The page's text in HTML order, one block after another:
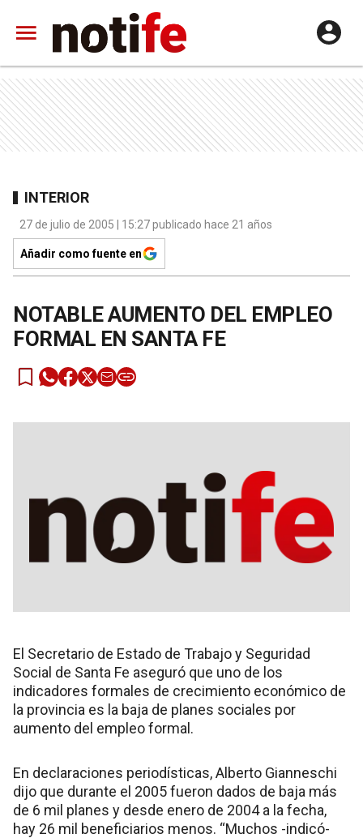
INTERIOR
27 de julio de 2005 | 15:27 publicado hace 21 años
Añadir como fuente en
NOTABLE AUMENTO DEL EMPLEO
FORMAL EN SANTA FE
El Secretario de Estado de Trabajo y Seguridad
Social de Santa Fe aseguró que uno de los
indicadores formales de crecimiento económico de
la provincia es la baja de planes sociales por
aumento del empleo formal.
En declaraciones periodísticas, Alberto Gianneschi
dijo que durante el 2005 fueron dados de baja más
de 6 mil planes y desde enero de 2004 a la fecha,
hay 26 mil beneficiarios menos. “Muchos -indicó-